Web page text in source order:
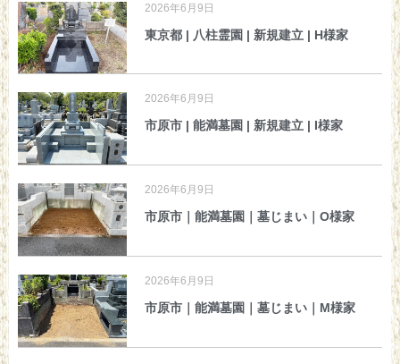
東京都 | 八柱霊園 | 新規建立 | H様家
2026年6月9日
市原市 | 能満墓園 | 新規建立 | I様家
2026年6月9日
市原市｜能満墓園｜墓じまい｜O様家
2026年6月9日
市原市｜能満墓園｜墓じまい｜M様家
2026年6月9日